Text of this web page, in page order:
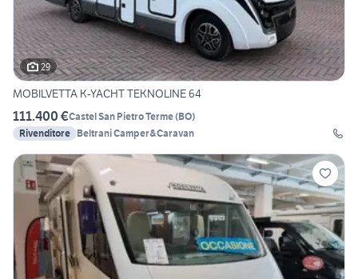
29
MOBILVETTA K-YACHT TEKNOLINE 64
111.400 €Castel San Pietro Terme(BO)
Rivenditore Beltrani Camper&Caravan